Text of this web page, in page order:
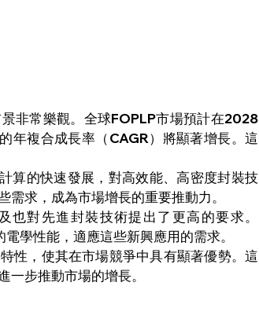
非常樂觀。全球FOPLP市場預計在2028
年複合成長率（CAGR）將顯著增長。這
算的快速發展，對高效能、高密度封裝技
求，成為市場增長的重要推動力。
也對先進封裝技術提出了更高的要求。
學性能，適應這些新興應用的需求。
性，使其在市場競爭中具有顯著優勢。這
步推動市場的增長。